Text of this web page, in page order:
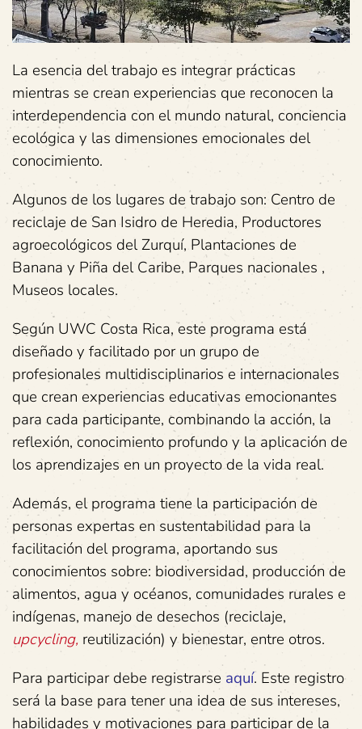
La esencia del trabajo es integrar prácticas
mientras se crean experiencias que reconocen la
interdependencia con el mundo natural, conciencia
ecológica y las dimensiones emocionales del
conocimiento.
Algunos de los lugares de trabajo son: Centro de
reciclaje de San Isidro de Heredia, Productores
agroecológicos del Zurquí, Plantaciones de
Banana y Piña del Caribe, Parques nacionales ,
Museos locales.
Según UWC Costa Rica, este programa está
diseñado y facilitado por un grupo de
profesionales multidisciplinarios e internacionales
que crean experiencias educativas emocionantes
para cada participante, combinando la acción, la
reflexión, conocimiento profundo y la aplicación de
los aprendizajes en un proyecto de la vida real.
Además, el programa tiene la participación de
personas expertas en sustentabilidad para la
facilitación del programa, aportando sus
conocimientos sobre: biodiversidad, producción de
alimentos, agua y océanos, comunidades rurales e
indígenas, manejo de desechos (reciclaje,
upcycling, reutilización) y bienestar, entre otros.
Para participar debe registrarse aquí. Este registro
será la base para tener una idea de sus intereses,
habilidades y motivaciones para participar de la